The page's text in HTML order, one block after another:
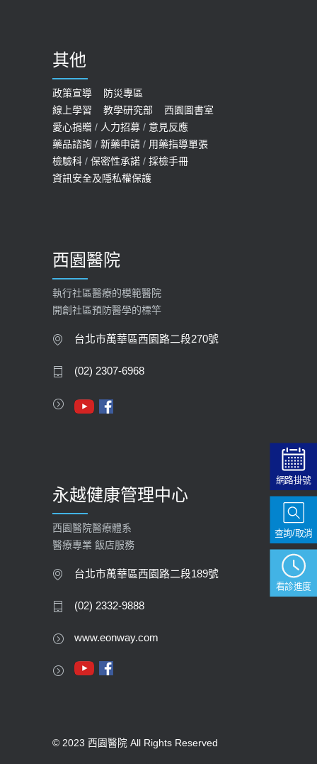
其他
政策宣導
防災專區
線上學習
教學研究部
西園圖書室
愛心捐贈 / 人力招募 / 意見反應
藥品諮詢 / 新藥申請 / 用藥指導單張
檢驗科 / 保密性承諾 / 採檢手冊
資訊安全及隱私權保護
西園醫院
執行社區醫療的模範醫院
開創社區預防醫學的標竿
台北市萬華區西園路二段270號
(02) 2307-6968
永越健康管理中心
西園醫院醫療體系
醫療專業 飯店服務
台北市萬華區西園路二段189號
(02) 2332-9888
www.eonway.com
© 2023 西園醫院 All Rights Reserved
網路掛號
看診進度
查詢/取消